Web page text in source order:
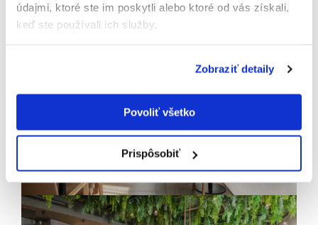
údajmi, ktoré ste im poskytli alebo ktoré od vás získali,
keď ste používali ich služby.
Zobraziť detaily
Povoliť všetko
Prispôsobiť